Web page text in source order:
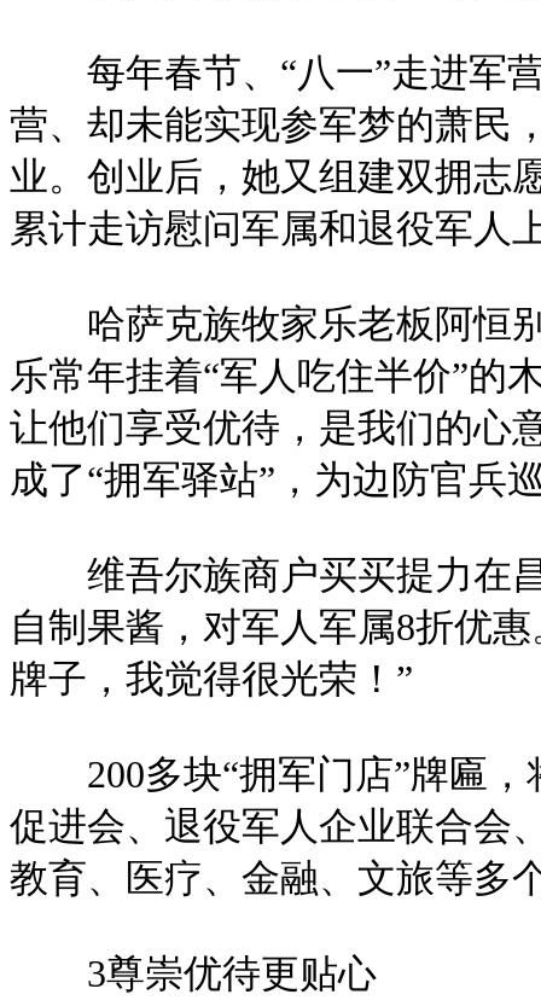
每年春节、“八一”走进军营
营、却未能实现参军梦的萧民
业。创业后，她又组建双拥志
累计走访慰问军属和退役军人
哈萨克族牧家乐老板阿恒
乐常年挂着“军人吃住半价”的
让他们享受优待，是我们的心
成了“拥军驿站”，为边防官兵
维吾尔族商户买买提力在昌
自制果酱，对军人军属8折优
牌子，我觉得很光荣！”
200多块“拥军门店”牌匾，
促进会、退役军人企业联合会
教育、医疗、金融、文旅等多
3尊崇优待更贴心